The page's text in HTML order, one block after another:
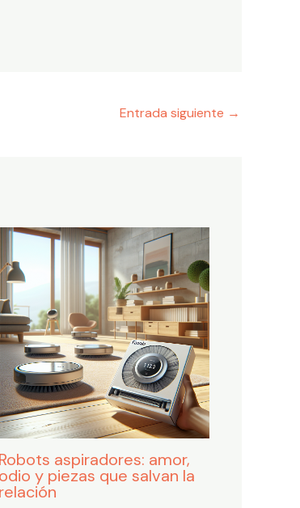
Entrada siguiente →
Robots aspiradores: amor,
odio y piezas que salvan la
relación